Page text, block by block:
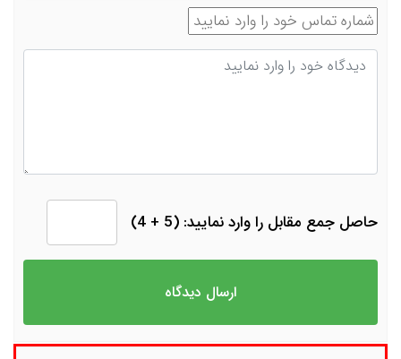
شماره تماس
دیدگاه
حاصل جمع مقابل را وارد نمایید: (5 + 4)